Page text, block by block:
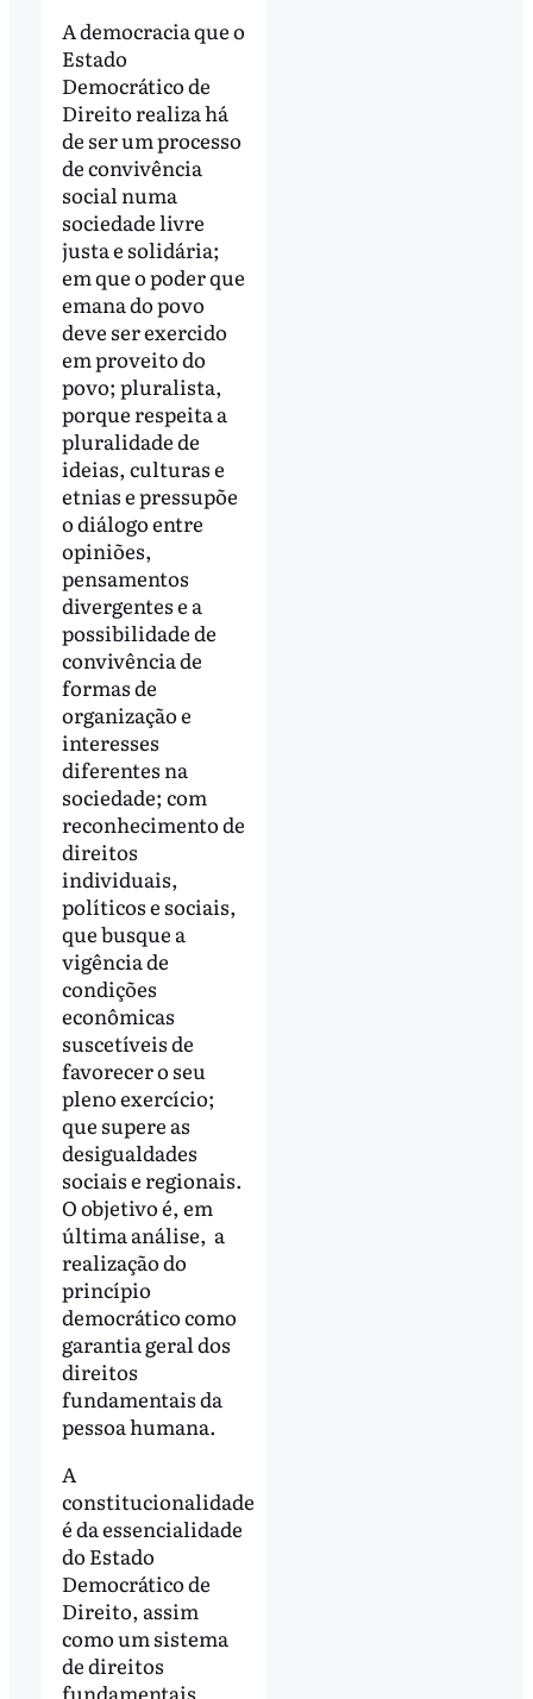
A democracia que o
Estado
Democrático de
Direito realiza há
de ser um processo
de convivência
social numa
sociedade livre
justa e solidária;
em que o poder que
emana do povo
deve ser exercido
em proveito do
povo; pluralista,
porque respeita a
pluralidade de
ideias, culturas e
etnias e pressupõe
o diálogo entre
opiniões,
pensamentos
divergentes e a
possibilidade de
convivência de
formas de
organização e
interesses
diferentes na
sociedade; com
reconhecimento de
direitos
individuais,
políticos e sociais,
que busque a
vigência de
condições
econômicas
suscetíveis de
favorecer o seu
pleno exercício;
que supere as
desigualdades
sociais e regionais.
O objetivo é, em
última análise, a
realização do
princípio
democrático como
garantia geral dos
direitos
fundamentais da
pessoa humana.
A
constitucionalidade
é da essencialidade
do Estado
Democrático de
Direito, assim
como um sistema
de direitos
fundamentais